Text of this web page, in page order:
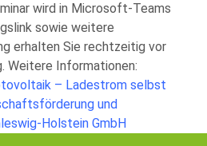
wird in Microsoft-Teams
sowie weitere
erhalten Sie rechtzeitig vor
Weitere Informationen:
– Ladestrom selbst
und
Holstein GmbH